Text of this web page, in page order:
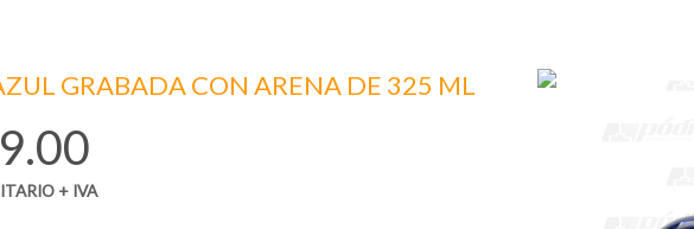
GRABADA CON ARENA DE 325 ML
+ IVA